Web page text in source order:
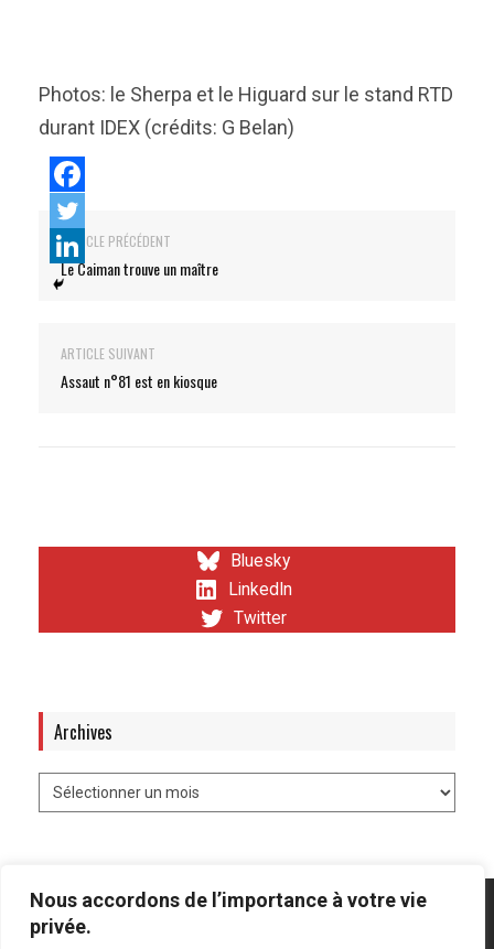
Nous accordons de l’importance à votre vie
privée.
Photos: le Sherpa et le Higuard sur le stand RTD
durant IDEX (crédits: G Belan)
ARTICLE PRÉCÉDENT
Le Caiman trouve un maître
ARTICLE SUIVANT
Assaut n°81 est en kiosque
Bluesky
LinkedIn
Twitter
Archives